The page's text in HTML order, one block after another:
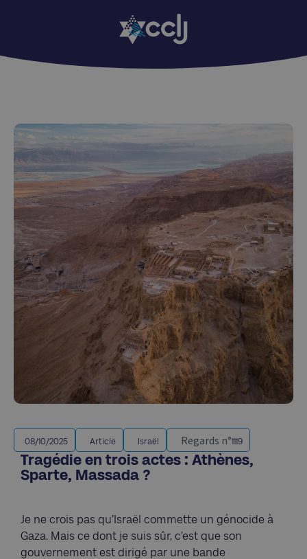
08/10/2025 Article Israël Regards n°1119
Tragédie en trois actes : Athènes,
Sparte, Massada ?
Je ne crois pas qu’Israël commette un génocide à
Gaza. Mais ce dont je suis sûr, c’est que son
gouvernement est dirigé par une bande